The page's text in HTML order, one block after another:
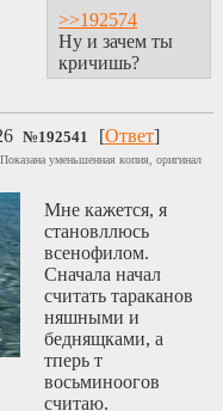
>>192574
Ну и зачем ты
кричишь?
№192541 [Ответ]
Показана уменьшенная копия, оригинал
Мне кажется, я
становллюсь
всенофилом.
Сначала начал
считать тараканов
няшными и
беднящками, а
тперь т
восьминоогов
считаю.